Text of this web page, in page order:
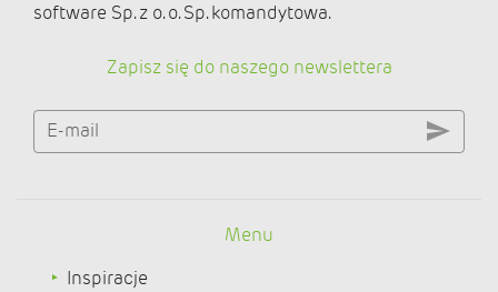
software Sp. z o. o. Sp. komandytowa.
Zapisz się do naszego newslettera
E-mail
Menu
Inspiracje